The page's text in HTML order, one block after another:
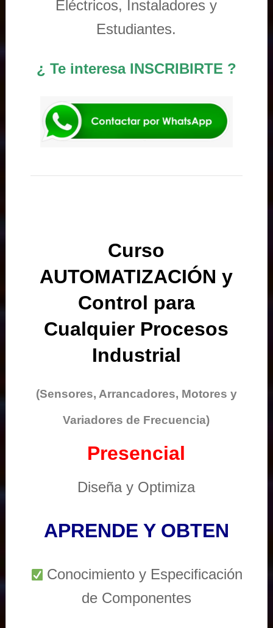
Eléctricos, Instaladores y
Estudiantes.
¿ Te interesa INSCRIBIRTE ?
Curso
AUTOMATIZACIÓN y
Control para
Cualquier Procesos
Industrial
(Sensores, Arrancadores, Motores y
Variadores de Frecuencia)
Presencial
Diseña y Optimiza
APRENDE Y OBTEN
Conocimiento y Especificación
de Componentes